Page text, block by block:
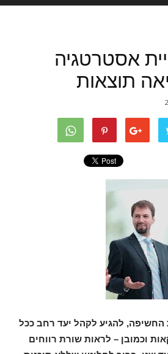
אסטרטגיה
תוצאות
החשיפה, להגיע לקהל יעד רחב ככל
וכמובן – לראות שורת רווחים